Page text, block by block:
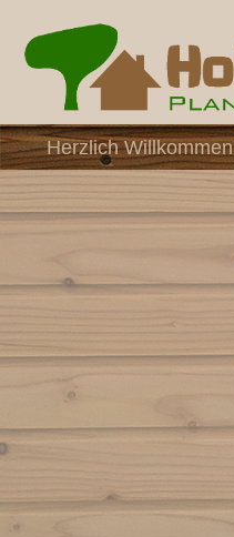
Herzlich Willkommen